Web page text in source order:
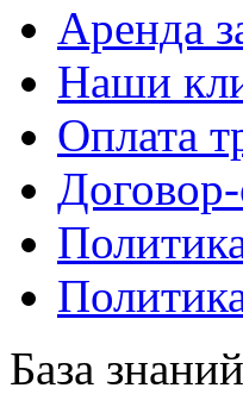
Аренда
Наши
Оплата
База знаний